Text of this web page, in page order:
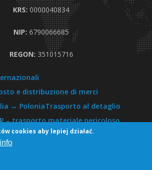
KRS:0000040834
NIP: 6790066685
REGON: 351015716
e distribuzione di merci
↔ PoloniaTrasporto al detaglio
–trasporto materiale pericoloso
2016 by render. All right reserved
cookies aby lepiej działać.